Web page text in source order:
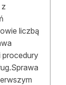
liczbą
procedury